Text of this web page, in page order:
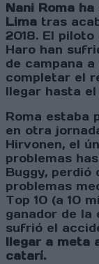
Nani Roma
Lima tras
2018. El
Haro han
de campana
completar el
llegar hasta
Roma estaba
en otra
Hirvonen, el
problemas
Buggy, perdió
problemas
Top 10 (a 10
ganador de la
sufrió el
llegar a meta
catarí.